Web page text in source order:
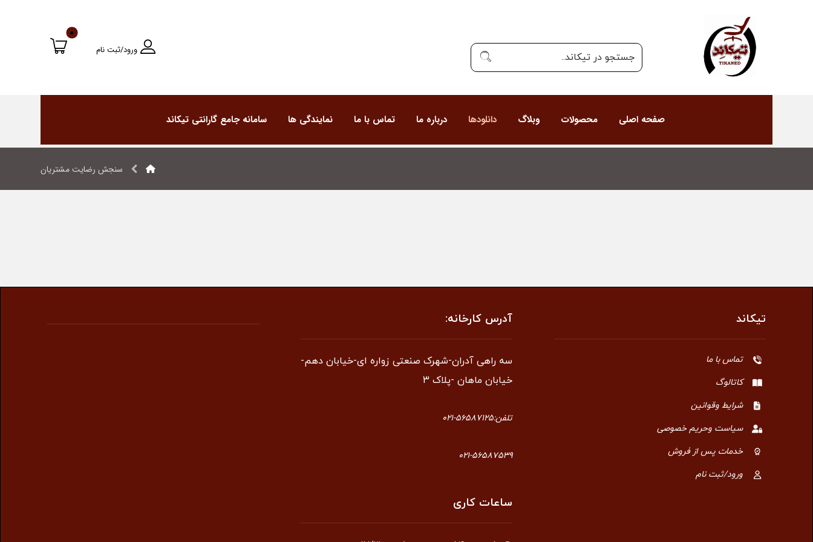
ورود/ثبت نام
صفحه اصلی محصولات وبلاگ دانلودها درباره ما تماس با ما نمایندگی ها سامانه جامع گارانتی تیکاند
سنجش رضایت مشتریان
تیکاند
تماس با ما
کاتالوگ
شرایط وقوانین
سیاست وحریم خصوصی
خدمات پس از فروش
ورود/ثبت نام
آدرس کارخانه:
سه راهی آدران-شهرک صنعتی زواره ای-خیابان دهم-
خیابان ماهان -پلاک 3
تلفن:56587125-021
021-56587539
ساعات کاری